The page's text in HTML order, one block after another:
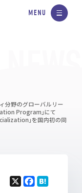
分野のグローバルリー
Program」にて
」を国内初の同